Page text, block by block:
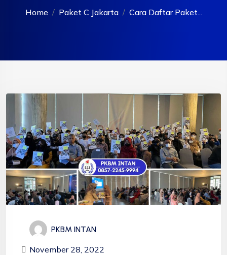
Home Paket C Jakarta Cara Daftar Paket...
PKBM INTAN
November 28, 2022